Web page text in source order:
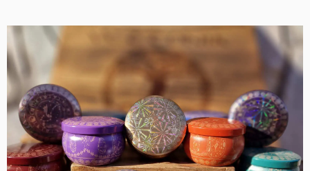
Este
producto
tiene
múltiples
variantes.
Las
opciones
se